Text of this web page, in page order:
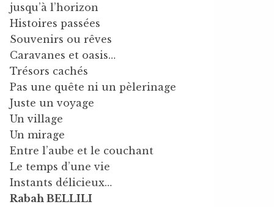
jusqu’à l’horizon
Histoires passées
Souvenirs ou rêves
Caravanes et oasis…
Trésors cachés
Pas une quête ni un pèlerinage
Juste un voyage
Un village
Un mirage
Entre l’aube et le couchant
Le temps d’une vie
Instants délicieux…
Rabah BELLILI